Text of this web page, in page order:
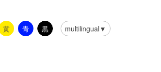
黄 青 黒 multilingual▼